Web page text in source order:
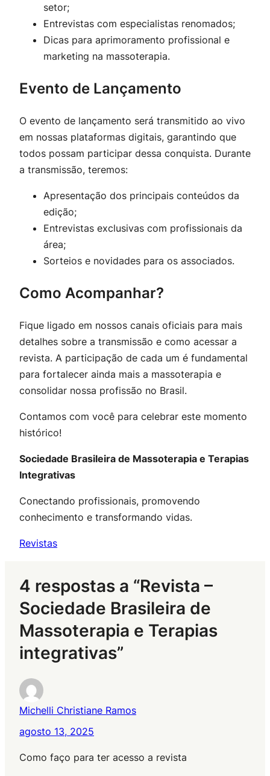
setor;
Entrevistas com especialistas renomados;
Dicas para aprimoramento profissional e
marketing na massoterapia.
Evento de Lançamento
O evento de lançamento será transmitido ao vivo
em nossas plataformas digitais, garantindo que
todos possam participar dessa conquista. Durante
a transmissão, teremos:
Apresentação dos principais conteúdos da
edição;
Entrevistas exclusivas com profissionais da
área;
Sorteios e novidades para os associados.
Como Acompanhar?
Fique ligado em nossos canais oficiais para mais
detalhes sobre a transmissão e como acessar a
revista. A participação de cada um é fundamental
para fortalecer ainda mais a massoterapia e
consolidar nossa profissão no Brasil.
Contamos com você para celebrar este momento
histórico!
Sociedade Brasileira de Massoterapia e Terapias
Integrativas
Conectando profissionais, promovendo
conhecimento e transformando vidas.
Revistas
4 respostas a “Revista –
Sociedade Brasileira de
Massoterapia e Terapias
integrativas”
Michelli Christiane Ramos
agosto 13, 2025
Como faço para ter acesso a revista